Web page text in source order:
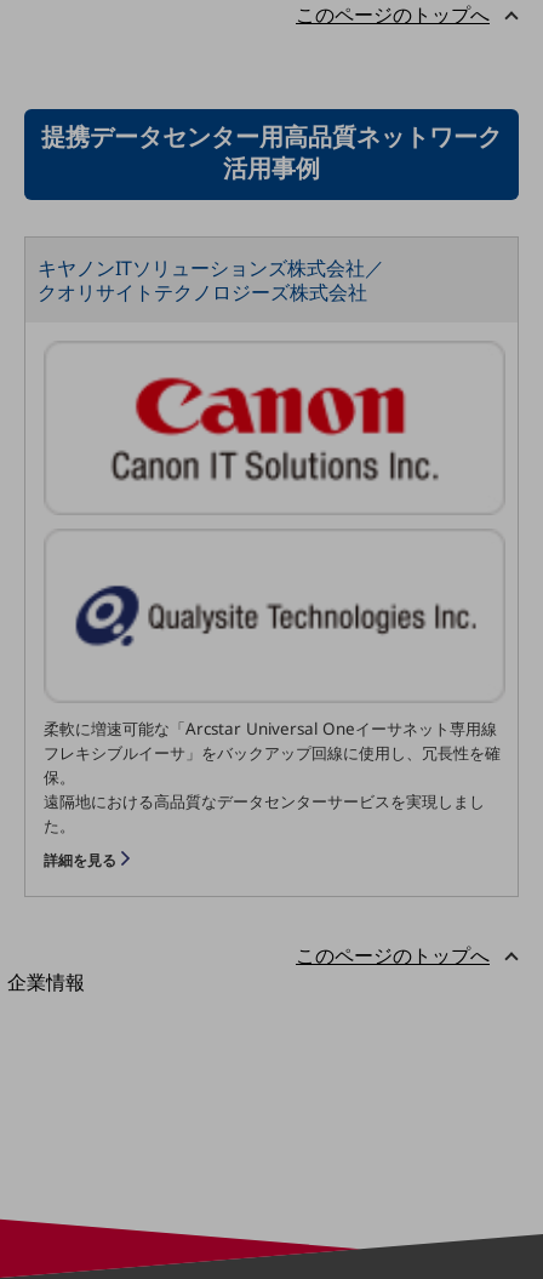
バックオフィス
リモート・ハイブリッドワーク
セキュリティ
業界から見つける
業界から見つけるTOP
ゲーム感覚で見つける
ビジネスお悩み診断
NTTドコモビジネス
相談・申し込みができるバーチャルショップ
法人向けモバイルトップ
はじめての方へ
サービス・商品を探す
新規会員登録/ログインはこちら
別ウィンドウで開きます
企業情報
このページのトップへ
提携データセンター用高品質ネットワーク
活用事例
キヤノンITソリューションズ株式会社／
クオリサイトテクノロジーズ株式会社
柔軟に増速可能な「Arcstar Universal Oneイーサネット専用線
フレキシブルイーサ」をバックアップ回線に使用し、冗長性を確
保。
遠隔地における高品質なデータセンターサービスを実現しまし
た。
詳細を見る
このページのトップへ